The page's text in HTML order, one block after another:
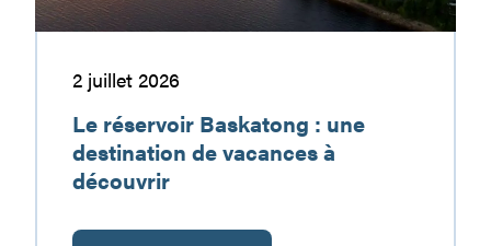
à
2 juillet 2026
Le réservoir Baskatong : une
destination de vacances à
découvrir